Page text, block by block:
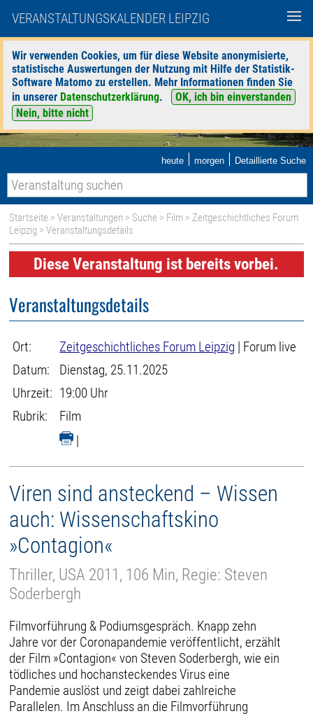
VERANSTALTUNGSKALENDER LEIPZIG
Wir verwenden Cookies, um für diese Website anonymisierte,
statistische Auswertungen der Nutzung mit Hilfe der Statistik-
Software Matomo zu erstellen. Mehr Informationen finden Sie
in unserer Datenschutzerklärung.
OK, ich bin einverstanden
Nein, bitte nicht
heute | morgen | Detaillierte Suche
Startseite >Veranstaltungen > Suche > Film >Zeitgeschichtliches Forum
Leipzig > Veranstaltungsdetails
Diese Veranstaltung ist bereits vorbei.
Veranstaltungsdetails
Ort: Zeitgeschichtliches Forum Leipzig | Forum live
Datum:
Dienstag, 25.11.2025
Uhrzeit: 19:00 Uhr
Rubrik:
Film
|
Viren sind ansteckend – Wissen
auch: Wissenschaftskino
»Contagion«
Thriller, USA 2011, 106 Min, Regie: Steven
Soderbergh
Filmvorführung & Podiumsgespräch. Knapp zehn
Jahre vor der Coronapandemie veröffentlicht, erzählt
der Film »Contagion« von Steven Soderbergh, wie ein
tödliches und hochansteckendes Virus eine
Pandemie auslöst und zeigt dabei zahlreiche
Parallelen. Im Anschluss an die Filmvorführung